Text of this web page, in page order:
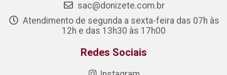
sac@donizete.com.br
Atendimento de segunda a sexta-feira das 07h às
12h e das 13h30 às 17h00
Redes Sociais